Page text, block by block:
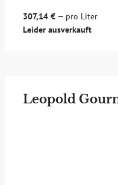
307,14 € — pro Liter
Leider ausverkauft
Leopold